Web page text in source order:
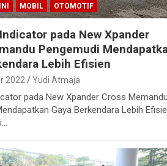
MOBIL OTOMOTIF
pada New Xpander
Pengemudi
Lebih Efisien
2022 Yudi Atmaja
pada New Xpander Cross Memandu
Gaya Berkendara Lebih